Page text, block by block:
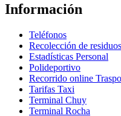
Información
Teléfonos
Recolección de
Estadísticas Personal
Polideportivo
Recorrido online
Tarifas Taxi
Terminal Chuy
Terminal Rocha